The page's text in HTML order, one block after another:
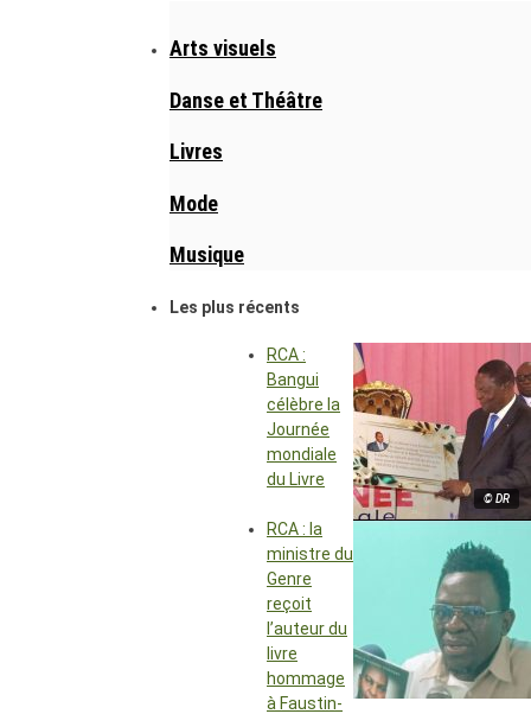
Arts visuels
Danse et Théâtre
Livres
Mode
Musique
Les plus récents
© DR
RCA :
Bangui
célèbre la
Journée
mondiale
du Livre
RCA : la
ministre du
Genre
reçoit
l’auteur du
livre
hommage
à Faustin-